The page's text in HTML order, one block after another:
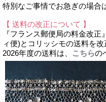
特別なご事情でお急ぎの場合
【 送料の改正について 】
『フランス郵便局の料金改
ィ便)とコリッシモの送料を改
2026年度の送料は、
こちらの